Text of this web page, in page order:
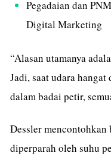
Pegadaian dan
Digital Marketing
“Alasan utamanya
Jadi, saat udara
dalam badai petir,
Dessler
diperparah oleh suhu